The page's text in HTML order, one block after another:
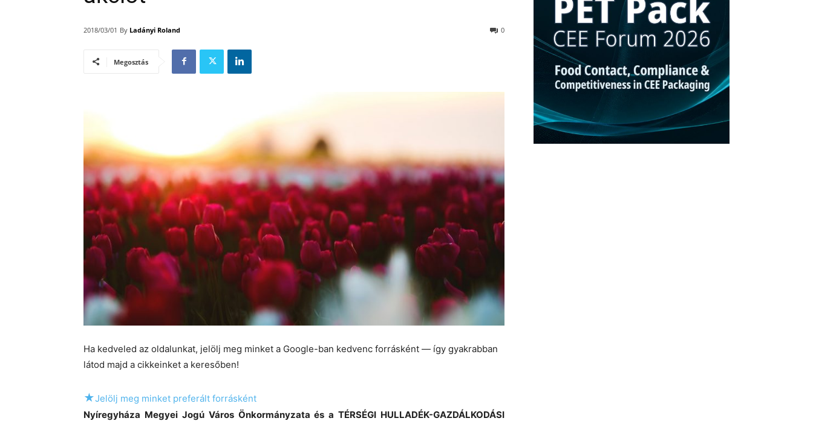
2018/03/01 By Ladányi Roland 0
Megosztás
Ha kedveled az oldalunkat, jelölj meg minket a Google-ban kedvenc forrásként — így gyakrabban
látod majd a cikkeinket a keresőben!
★Jelölj meg minket preferált forrásként
Nyíregyháza Megyei Jogú Város Önkormányzata és a TÉRSÉGI HULLADÉK-GAZDÁLKODÁSI